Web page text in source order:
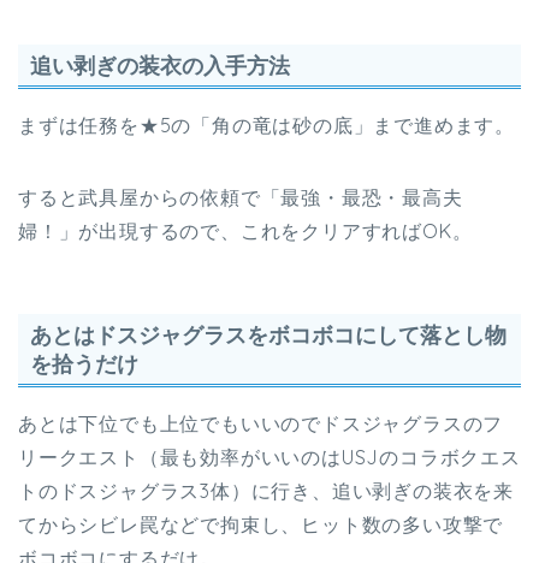
追い剥ぎの装衣の入手方法
まずは任務を★5の「角の竜は砂の底」まで進めます。
すると武具屋からの依頼で「最強・最恐・最高夫
婦！」が出現するので、これをクリアすればOK。
あとはドスジャグラスをボコボコにして落とし物
を拾うだけ
あとは下位でも上位でもいいのでドスジャグラスのフ
リークエスト（最も効率がいいのはUSJのコラボクエス
トのドスジャグラス3体）に行き、追い剥ぎの装衣を来
てからシビレ罠などで拘束し、ヒット数の多い攻撃で
ボコボコにするだけ。